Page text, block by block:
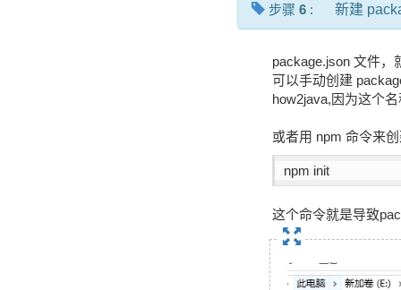
步骤 6 : 新建
package.json 文件，
可以手动创建
how2java,因为这个
或者用 npm 命令来
npm init
这个命令就是导致